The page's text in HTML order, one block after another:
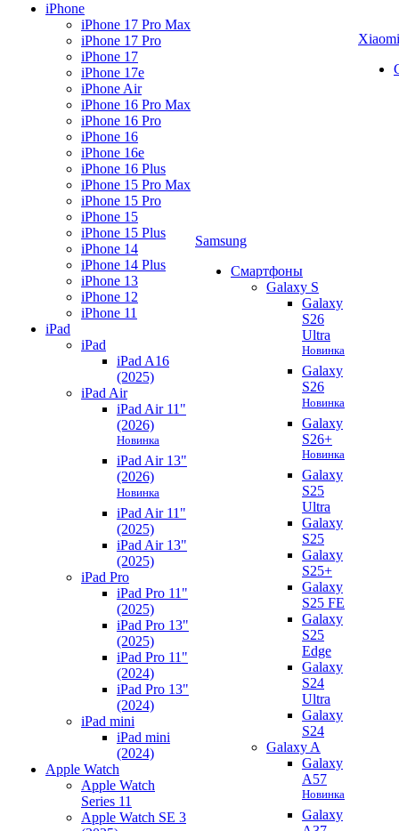
iPhone
iPhone 17 Pro Max
iPhone 17 Pro
iPhone 17
iPhone 17e
iPhone Air
iPhone 16 Pro Max
iPhone 16 Pro
iPhone 16
iPhone 16e
iPhone 16 Plus
iPhone 15 Pro Max
iPhone 15 Pro
iPhone 15
iPhone 15 Plus
iPhone 14
iPhone 14 Plus
iPhone 13
iPhone 12
iPhone 11
iPad
iPad
iPad A16
(2025)
iPad Air
iPad Air 11"
(2026)
Новинка
iPad Air 13"
(2026)
Новинка
iPad Air 11"
(2025)
iPad Air 13"
(2025)
iPad Pro
iPad Pro 11"
(2025)
iPad Pro 13"
(2025)
iPad Pro 11"
(2024)
iPad Pro 13"
(2024)
iPad mini
iPad mini
(2024)
Apple Watch
Apple Watch
Series 11
Apple Watch SE 3
Samsung
Смартфоны
Galaxy S
Galaxy
S26
Ultra
Новинка
Galaxy
S26
Новинка
Galaxy
S26+
Новинка
Galaxy
S25
Ultra
Galaxy
S25
Galaxy
S25+
Galaxy
S25 FE
Galaxy
S25
Edge
Galaxy
S24
Ultra
Galaxy
S24
Galaxy A
Galaxy
A57
Новинка
Galaxy
Xiaomi